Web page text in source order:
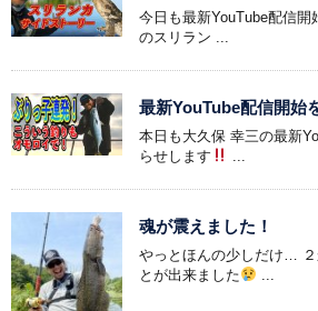
今日も最新YouTube配信開
のスリラン ...
最新YouTube配信開始
本日も大久保 幸三の最新
らせします
...
魂が震えました！
やっとほんの少しだけ…
とが出来ました
...